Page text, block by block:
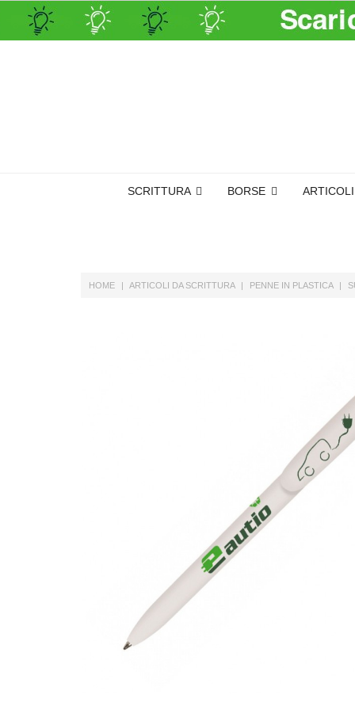
SCRITTURA BORSE
HOME ARTICOLI DA SCRITTURA PENNE IN PLASTICA